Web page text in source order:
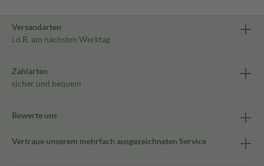
Versandarten
i.d.R. am nächsten Werktag
Zahlarten
sicher und bequem
Bewerte uns
Vertraue unserem mehrfach ausgezeichneten Service